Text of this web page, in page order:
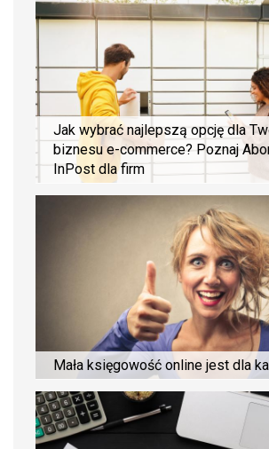
Jak wybrać najlepszą opcję dla
biznesu e-commerce? Poznaj
InPost dla firm
Mała księgowość online jest dla